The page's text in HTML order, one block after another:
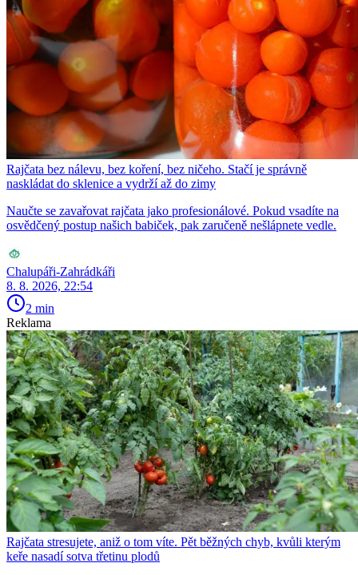
Rajčata bez nálevu, bez koření, bez ničeho. Stačí je správně
naskládat do sklenice a vydrží až do zimy
Naučte se zavařovat rajčata jako profesionálové. Pokud vsadíte na
osvědčený postup našich babiček, pak zaručeně nešlápnete vedle.
Chalupáři-Zahrádkáři
8. 8. 2026, 22:54
2 min
Reklama
Rajčata stresujete, aniž o tom víte. Pět běžných chyb, kvůli kterým
keře nasadí sotva třetinu plodů